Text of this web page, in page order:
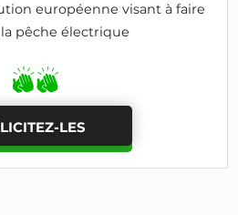
européenne visant à faire
pêche électrique
LES